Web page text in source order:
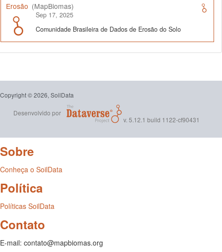
Erosão (MapBiomas)
Sep 17, 2025
Comunidade Brasileira de Dados de Erosão do Solo
Copyright © 2026, SoilData
Desenvolvido por
v. 5.12.1 build 1122-cf90431
Sobre
Conheça o SoilData
Política
Políticas SoilData
Contato
E-mail: contato@mapbiomas.org